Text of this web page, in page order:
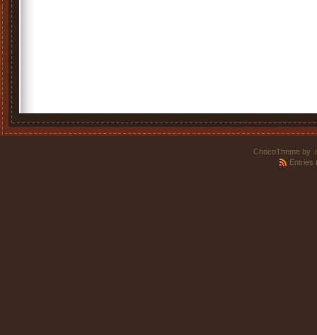
ChocoTheme by
Entries